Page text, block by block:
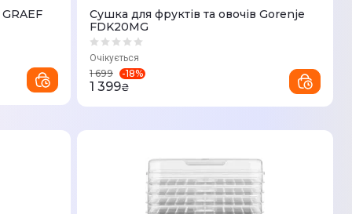
Сушка для фруктів та овочів Gorenje
FDK20MG
Очікується
1 699 -18%
1 399₴